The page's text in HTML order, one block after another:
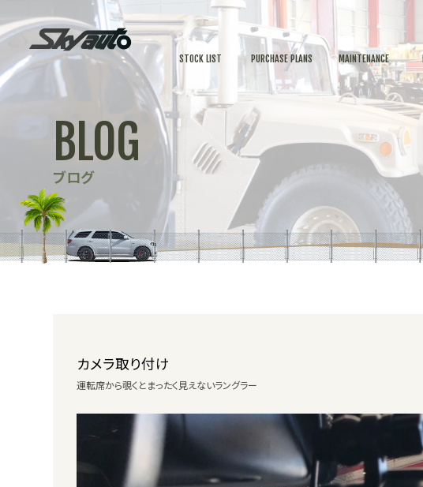
STOCK LIST PURCHASE PLANS MAINTENANCE
BLOG
ブログ
カメラ取り付け
運転席から覗くとまったく見えないラングラー